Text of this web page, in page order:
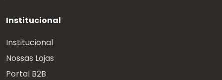
Institucional
Institucional
Nossas Lojas
Portal B2B